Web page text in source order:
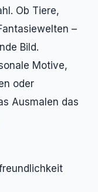
Ob Tiere,
–
Bild.
Motive,
oder
Ausmalen das